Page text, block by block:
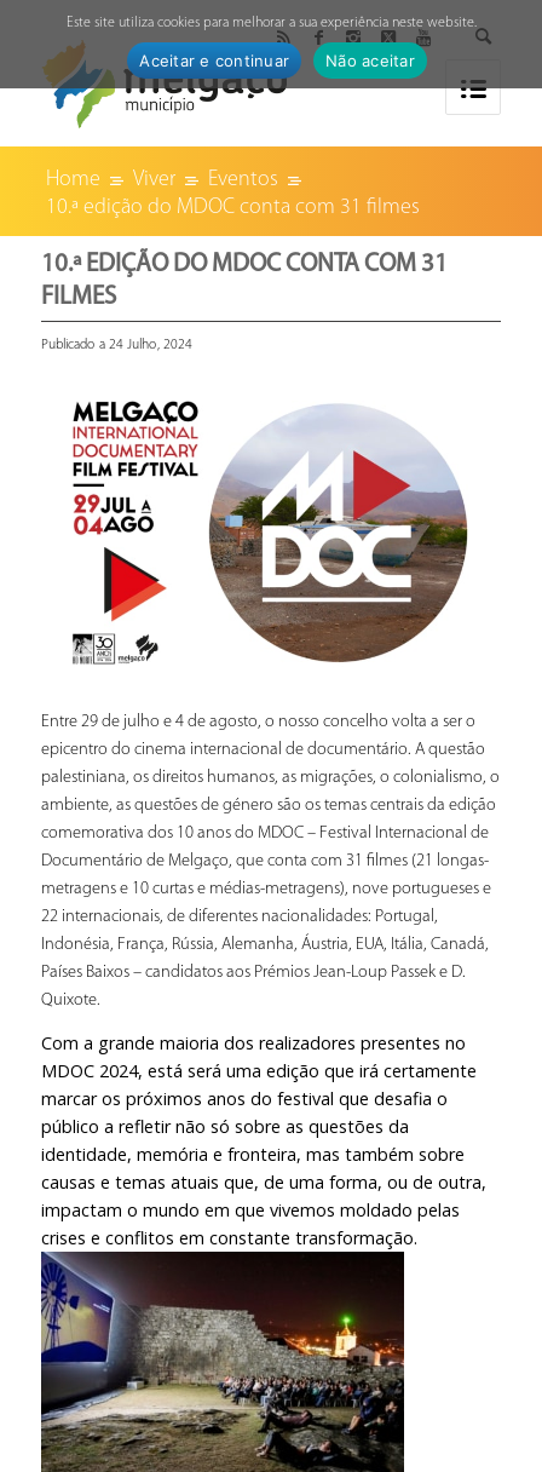
Home Viver
Eventos
10.ª edição do MDOC conta com 31 filmes
10.ª EDIÇÃO DO MDOC CONTA COM 31
FILMES
Publicado a 24 Julho, 2024
Entre 29 de julho e 4 de agosto, o nosso concelho volta a ser o
epicentro do cinema internacional de documentário. A questão
palestiniana, os direitos humanos, as migrações, o colonialismo, o
ambiente, as questões de género são os temas centrais da edição
comemorativa dos 10 anos do MDOC – Festival Internacional de
Documentário de Melgaço, que conta com 31 filmes (21 longas-
metragens e 10 curtas e médias-metragens), nove portugueses e
22 internacionais, de diferentes nacionalidades: Portugal,
Indonésia, França, Rússia, Alemanha, Áustria, EUA, Itália, Canadá,
Países Baixos – candidatos aos Prémios Jean-Loup Passek e D.
Quixote.
Com a grande maioria dos realizadores presentes no
MDOC 2024, está será uma edição que irá certamente
marcar os próximos anos do festival que desafia o
público a refletir não só sobre as questões da
identidade, memória e fronteira, mas também sobre
causas e temas atuais que, de uma forma, ou de outra,
impactam o mundo em que vivemos moldado pelas
crises e conflitos em constante transformação.
Este site utiliza cookies para melhorar a sua experiência neste website.
Aceitar e continuar Não aceitar